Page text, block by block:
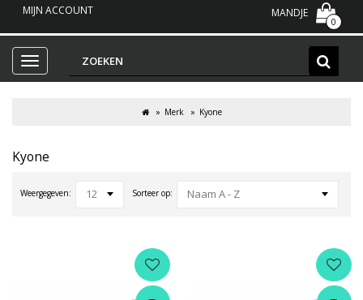
MIJN ACCOUNT MANDJE
0
Merk Kyone
Kyone
Weergegeven: 12 Sorteer op: Naam A - Z